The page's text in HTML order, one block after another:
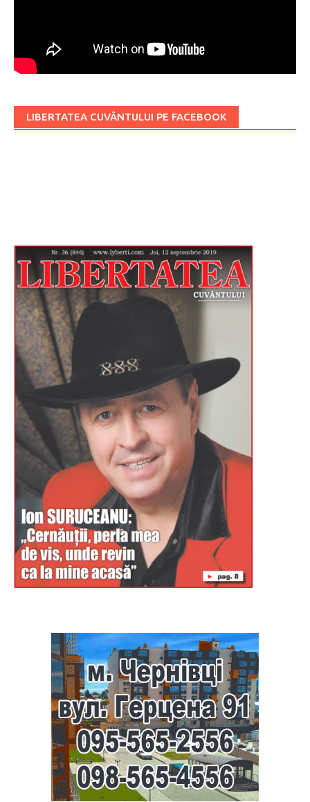
LIBERTATEA CUVÂNTULUI PE FACEBOOK